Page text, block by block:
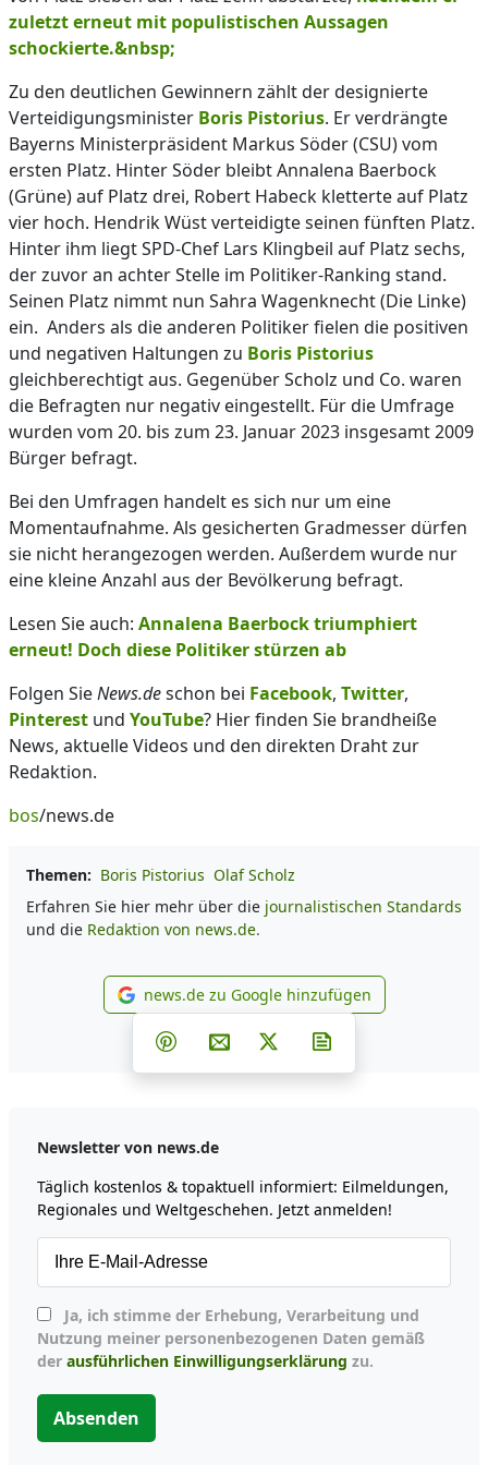
zuletzt erneut mit populistischen Aussagen
schockierte.&nbsp;
Zu den deutlichen Gewinnern zählt der designierte
Verteidigungsminister Boris Pistorius. Er verdrängte
Bayerns Ministerpräsident Markus Söder (CSU) vom
ersten Platz. Hinter Söder bleibt Annalena Baerbock
(Grüne) auf Platz drei, Robert Habeck kletterte auf Platz
vier hoch. Hendrik Wüst verteidigte seinen fünften Platz.
Hinter ihm liegt SPD-Chef Lars Klingbeil auf Platz sechs,
der zuvor an achter Stelle im Politiker-Ranking stand.
Seinen Platz nimmt nun Sahra Wagenknecht (Die Linke)
ein. Anders als die anderen Politiker fielen die positiven
und negativen Haltungen zu Boris Pistorius
gleichberechtigt aus. Gegenüber Scholz und Co. waren
die Befragten nur negativ eingestellt. Für die Umfrage
wurden vom 20. bis zum 23. Januar 2023 insgesamt 2009
Bürger befragt.
Bei den Umfragen handelt es sich nur um eine
Momentaufnahme. Als gesicherten Gradmesser dürfen
sie nicht herangezogen werden. Außerdem wurde nur
eine kleine Anzahl aus der Bevölkerung befragt.
Lesen Sie auch: Annalena Baerbock triumphiert
erneut! Doch diese Politiker stürzen ab
Folgen SieNews.deschon bei Facebook, Twitter,
Pinterest und YouTube? Hier finden Sie brandheiße
News, aktuelle Videos und den direkten Draht zur
Redaktion.
bos/news.de
Themen: Boris Pistorius Olaf Scholz
Erfahren Sie hier mehr über die journalistischen Standards
und die Redaktion von news.de.
news.de zu Google
news.de zu Google hinzufügen
Teilen auf Facebook
Teilen auf Whatsapp
Teilen auf Telegram
Teilen auf Pinterest
Per E-Mail teilen
Post auf X
Newsletter von news.de
Täglich kostenlos & topaktuell informiert: Eilmeldungen,
Regionales und Weltgeschehen. Jetzt anmelden!
Nutzung meiner personenbezogenen Daten gemäß
der ausführlichen Einwilligungserklärung zu.
Absenden